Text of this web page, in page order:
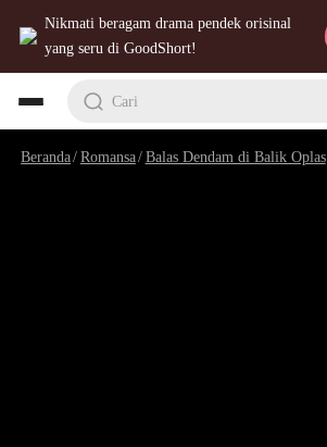
Nikmati beragam drama pendek orisinal
yang seru di GoodShort!
Cari
Beranda/Romansa/Balas Dendam di Balik Oplas